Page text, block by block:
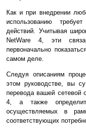
Как и при внедрении
использованию
действий. Учитывая
NetWare 4, эти
первоначально
самом деле.
Следуя описаниям
этом руководстве, вы
перевода вашей сетевой
4, а также
осуществляемых в
соответствующих